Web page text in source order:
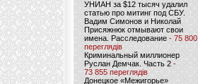
УНИАН за $12 тысяч удалил
статью про митинг под СБУ.
Вадим Симонов и Николай
Присяжнюк отмывают свои
имена. Расследование - 75 800
переглядів
Криминальный миллионер
Руслан Демчак. Часть 2-
73 855 переглядів
Донецкое «Межигорье»